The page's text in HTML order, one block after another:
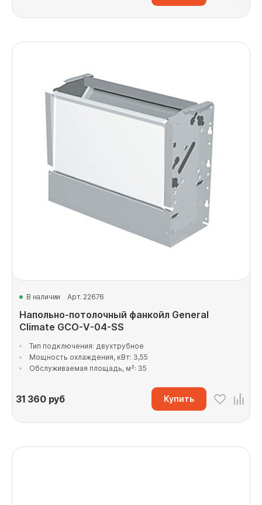
В наличии Арт. 22676
Напольно-потолочный фанкойл General
Climate GCO-V-04-SS
Тип подключения: двухтрубное
Мощность охлаждения, кВт: 3,55
Обслуживаемая площадь, м²: 35
31 360руб Купить